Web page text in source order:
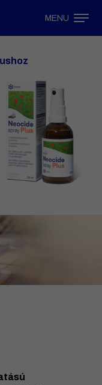
MENU